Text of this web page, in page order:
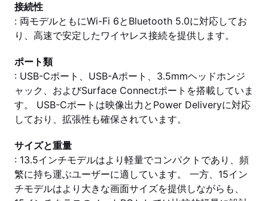
接続性
: 両モデルともにWi-Fi 6とBluetooth 5.0に対応してお
り、高速で安定したワイヤレス接続を提供します。
ポート類
: USB-Cポート、USB-Aポート、3.5mmヘッドホンジ
ャック、およびSurface Connectポートを搭載していま
す。 USB-Cポートは映像出力とPower Deliveryに対応
しており、拡張性も確保されています。
サイズと重量
: 13.5インチモデルはより軽量でコンパクトであり、頻
繁に持ち運ぶユーザーに適しています。 一方、15イン
チモデルはより大きな画面サイズを提供しながらも、